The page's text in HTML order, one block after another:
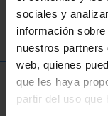
sociales y
información
nuestros
web, quienes
que les haya
partir del uso que
Więcej